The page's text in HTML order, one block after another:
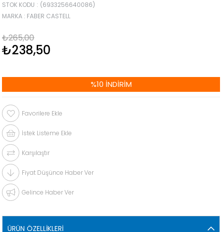
STOK KODU
(6933256640086)
MARKA : FABER CASTELL
₺265,00
₺238,50
%10 İNDIRIM
Favorilere Ekle
İstek Listeme Ekle
Karşılaştır
Fiyat Düşünce Haber Ver
Gelince Haber Ver
ÜRÜN ÖZELLIKLERI